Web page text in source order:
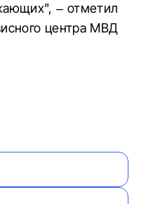
– отметил
центра МВД